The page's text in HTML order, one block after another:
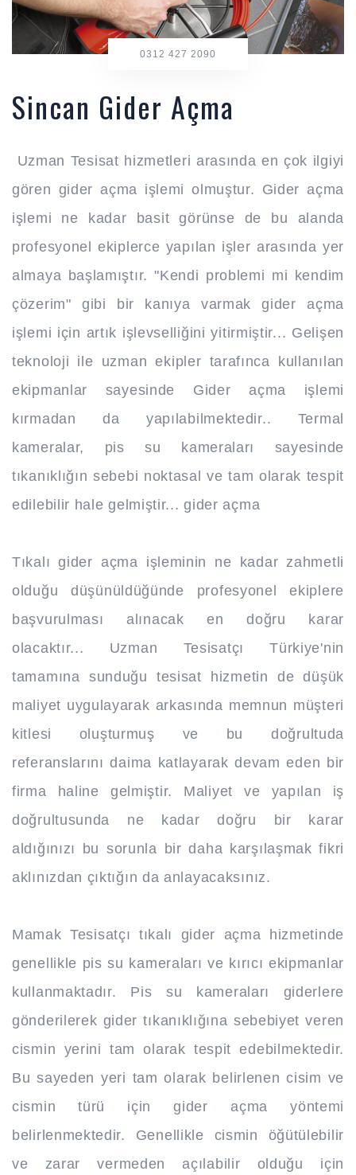
0312 427 2090
Sincan Gider Açma
Uzman Tesisat hizmetleri arasında en çok ilgiyi
gören gider açma işlemi olmuştur. Gider açma
işlemi ne kadar basit görünse de bu alanda
profesyonel ekiplerce yapılan işler arasında yer
almaya başlamıştır. "Kendi problemi mi kendim
çözerim" gibi bir kanıya varmak gider açma
işlemi için artık işlevselliğini yitirmiştir... Gelişen
teknoloji ile uzman ekipler tarafınca kullanılan
ekipmanlar sayesinde Gider açma işlemi
kırmadan da yapılabilmektedir.. Termal
kameralar, pis su kameraları sayesinde
tıkanıklığın sebebi noktasal ve tam olarak tespit
edilebilir hale gelmiştir... gider açma
Tıkalı gider açma işleminin ne kadar zahmetli
olduğu düşünüldüğünde profesyonel ekiplere
başvurulması alınacak en doğru karar
olacaktır... Uzman Tesisatçı Türkiye'nin
tamamına sunduğu tesisat hizmetin de düşük
maliyet uygulayarak arkasında memnun müşteri
kitlesi oluşturmuş ve bu doğrultuda
referanslarını daima katlayarak devam eden bir
firma haline gelmiştir. Maliyet ve yapılan iş
doğrultusunda ne kadar doğru bir karar
aldığınızı bu sorunla bir daha karşılaşmak fikri
aklınızdan çıktığın da anlayacaksınız.
Mamak Tesisatçı tıkalı gider açma hizmetinde
genellikle pis su kameraları ve kırıcı ekipmanlar
kullanmaktadır. Pis su kameraları giderlere
gönderilerek gider tıkanıklığına sebebiyet veren
cismin yerini tam olarak tespit edebilmektedir.
Bu sayeden yeri tam olarak belirlenen cisim ve
cismin türü için gider açma yöntemi
belirlenmektedir. Genellikle cismin öğütülebilir
ve zarar vermeden açılabilir olduğu için